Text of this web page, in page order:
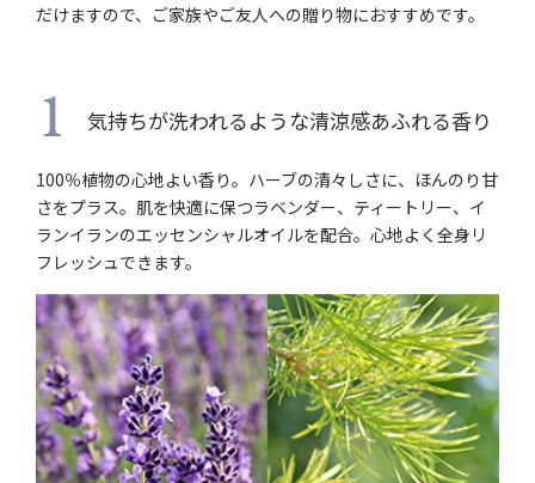
だけますので、ご家族やご友人への贈り物におすすめです。
1 気持ちが洗われるような清涼感あふれる香り
100％植物の心地よい香り。ハーブの清々しさに、ほんのり甘
さをプラス。肌を快適に保つラベンダー、ティートリー、イ
ランイランのエッセンシャルオイルを配合。心地よく全身リ
フレッシュできます。